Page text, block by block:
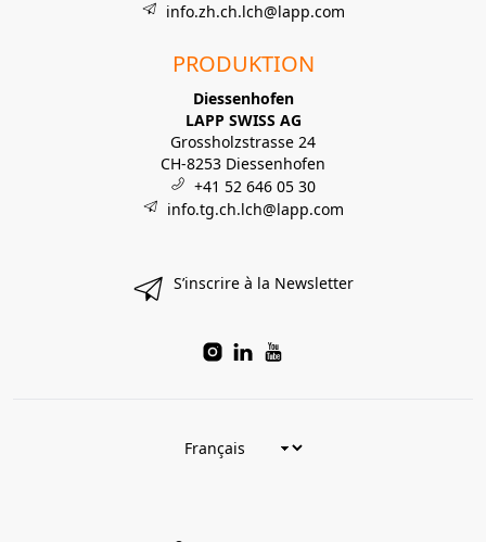
info.zh.ch.lch@lapp.com
PRODUKTION
Diessenhofen
LAPP SWISS AG
Grossholzstrasse 24
CH-8253 Diessenhofen
+41 52 646 05 30
info.tg.ch.lch@lapp.com
S’inscrire à la Newsletter